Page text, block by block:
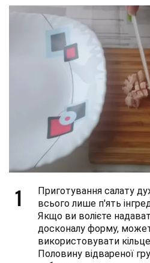
1
Приготування салату
всього лише п'ять
Якщо ви волієте
досконалу форму,
використовувати
Половину відвареної